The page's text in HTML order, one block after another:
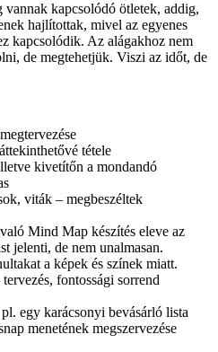
kapcsolódó ötletek, addig,
hajlítottak, mivel az egyenes
kapcsolódik. Az alágakhoz nem
de megtehetjük. Viszi az időt, de
tétele
kivetítőn a mondandó
viták – megbeszéltek
Mind Map készítés eleve az
jelenti, de nem unalmasan.
a képek és színek miatt.
fontossági sorrend
egy karácsonyi bevásárló lista
menetének megszervezése